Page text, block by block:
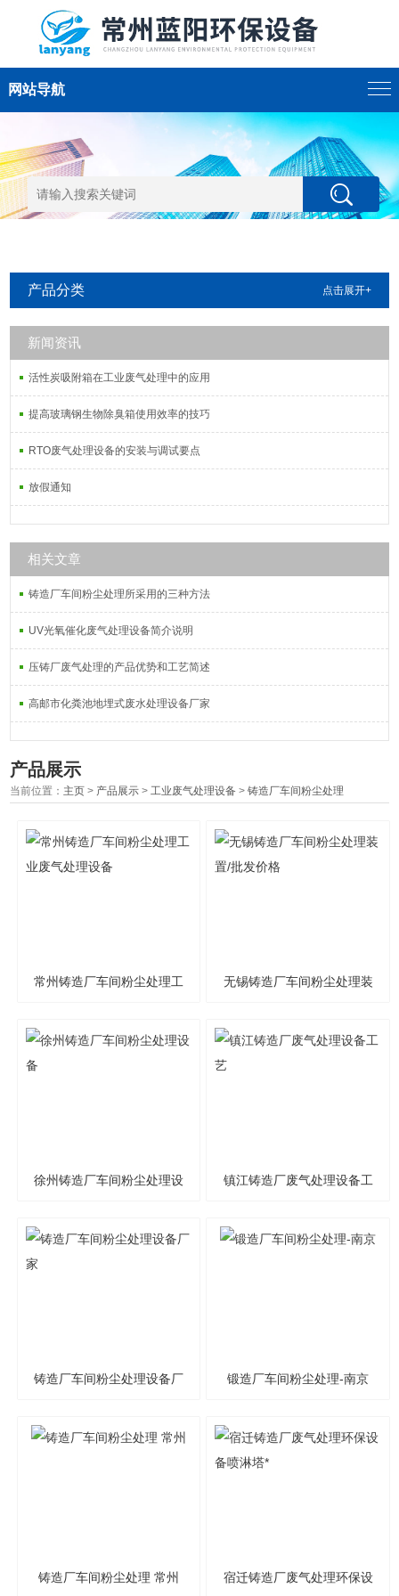
网站导航
产品分类 点击展开+
新闻资讯
活性炭吸附箱在工业废气处理中的应用
提高玻璃钢生物除臭箱使用效率的技巧
RTO废气处理设备的安装与调试要点
放假通知
相关文章
铸造厂车间粉尘处理所采用的三种方法
UV光氧催化废气处理设备简介说明
压铸厂废气处理的产品优势和工艺简述
高邮市化粪池地埋式废水处理设备厂家
产品展示
当前位置： 主页 > 产品展示 >工业废气处理设备 >铸造厂车间粉尘处理
常州铸造厂车间粉尘处理工 无锡铸造厂车间粉尘处理装
徐州铸造厂车间粉尘处理设 镇江铸造厂废气处理设备工
铸造厂车间粉尘处理设备厂 锻造厂车间粉尘处理-南京
铸造厂车间粉尘处理 常州 宿迁铸造厂废气处理环保设